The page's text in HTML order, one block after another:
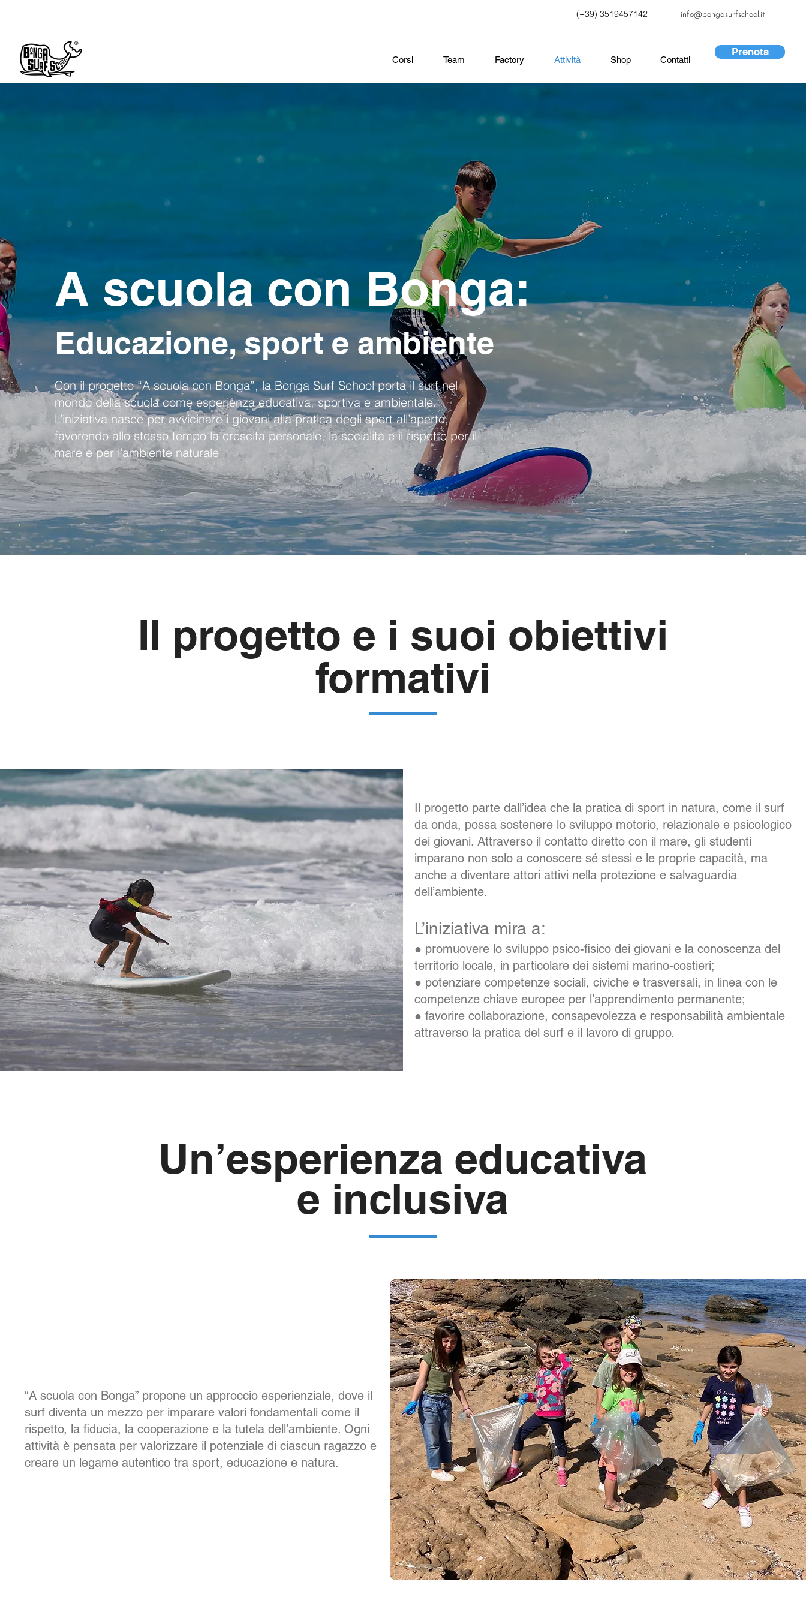
(+39) 3519457142 info@bongasurfschool.it
Corsi Team Factory Attività Shop Contatti
Prenota
A scuola con Bonga:
Educazione, sport e ambiente
Con il progetto “A scuola con Bonga”, la Bonga Surf School porta il surf nel
mondo della scuola come esperienza educativa, sportiva e ambientale.
L’iniziativa nasce per avvicinare i giovani alla pratica degli sport all’aperto,
favorendo allo stesso tempo la crescita personale, la socialità e il rispetto per il
mare e per l’ambiente naturale
Il progetto e i suoi obiettivi
formativi
Il progetto parte dall’idea che la pratica di sport in natura, come il surf
da onda, possa sostenere lo sviluppo motorio, relazionale e psicologico
dei giovani. Attraverso il contatto diretto con il mare, gli studenti
imparano non solo a conoscere sé stessi e le proprie capacità, ma
anche a diventare attori attivi nella protezione e salvaguardia
dell’ambiente.
L’iniziativa mira a:
● promuovere lo sviluppo psico-fisico dei giovani e la conoscenza del
territorio locale, in particolare dei sistemi marino-costieri;
● potenziare competenze sociali, civiche e trasversali, in linea con le
competenze chiave europee per l’apprendimento permanente;
● favorire collaborazione, consapevolezza e responsabilità ambientale
attraverso la pratica del surf e il lavoro di gruppo.
Un’esperienza educativa
e inclusiva
“A scuola con Bonga” propone un approccio esperienziale, dove il
surf diventa un mezzo per imparare valori fondamentali come il
rispetto, la fiducia, la cooperazione e la tutela dell’ambiente. Ogni
attività è pensata per valorizzare il potenziale di ciascun ragazzo e
creare un legame autentico tra sport, educazione e natura.